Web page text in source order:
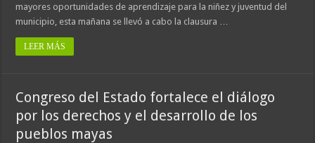
mayores oportunidades de aprendizaje para la niñez y juventud del
municipio, esta mañana se llevó a cabo la clausura …
LEER MÁS
Congreso del Estado fortalece el diálogo
por los derechos y el desarrollo de los
pueblos mayas